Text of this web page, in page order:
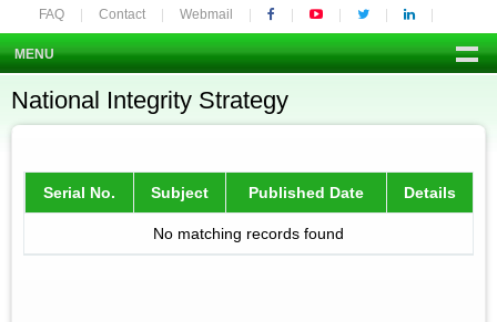
FAQ Contact Webmail
MENU
National Integrity Strategy
Serial No. Subject Published Date Details
No matching records found